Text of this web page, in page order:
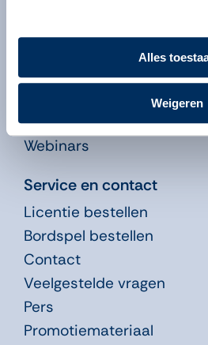
Alles
Weigeren
Leren in de Educatie
Publicaties
Webinars
Service en contact
Licentie bestellen
Bordspel bestellen
Contact
Veelgestelde vragen
Pers
Promotiemateriaal